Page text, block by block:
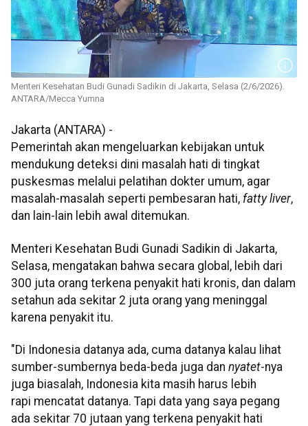
Menteri Kesehatan Budi Gunadi Sadikin di Jakarta, Selasa (2/6/2026).
ANTARA/Mecca Yumna
Jakarta (ANTARA) -
Pemerintah akan mengeluarkan kebijakan untuk
mendukung deteksi dini masalah hati di tingkat
puskesmas melalui pelatihan dokter umum, agar
masalah-masalah seperti pembesaran hati, fatty liver,
dan lain-lain lebih awal ditemukan.
Menteri Kesehatan Budi Gunadi Sadikin di Jakarta,
Selasa, mengatakan bahwa secara global, lebih dari
300 juta orang terkena penyakit hati kronis, dan dalam
setahun ada sekitar 2 juta orang yang meninggal
karena penyakit itu.
"Di Indonesia datanya ada, cuma datanya kalau lihat
sumber-sumbernya beda-beda juga dan nyatet-nya
juga biasalah, Indonesia kita masih harus lebih
rapi mencatat datanya. Tapi data yang saya pegang
ada sekitar 70 jutaan yang terkena penyakit hati